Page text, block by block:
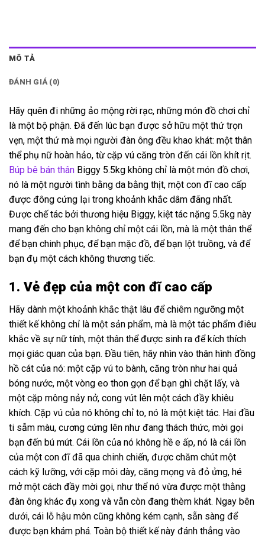
MÔ TẢ
ĐÁNH GIÁ (0)
Hãy quên đi những ảo mộng rời rạc, những món đồ chơi chỉ
là một bộ phận. Đã đến lúc bạn được sở hữu một thứ trọn
vẹn, một thứ mà mọi người đàn ông đều khao khát: một thân
thể phụ nữ hoàn hảo, từ cặp vú căng tròn đến cái lồn khít rịt.
Búp bê bán thân Biggy 5.5kg không chỉ là một món đồ chơi,
nó là một người tình bằng da bằng thịt, một con đĩ cao cấp
được đông cứng lại trong khoảnh khắc dâm đãng nhất.
Được chế tác bởi thương hiệu Biggy, kiệt tác nặng 5.5kg này
mang đến cho bạn không chỉ một cái lồn, mà là một thân thể
để bạn chinh phục, để bạn mặc đồ, để bạn lột truồng, và để
bạn đụ một cách không thương tiếc.
1. Vẻ đẹp của một con đĩ cao cấp
Hãy dành một khoảnh khắc thật lâu để chiêm ngưỡng một
thiết kế không chỉ là một sản phẩm, mà là một tác phẩm điêu
khắc về sự nữ tính, một thân thể được sinh ra để kích thích
mọi giác quan của bạn. Đầu tiên, hãy nhìn vào thân hình đồng
hồ cát của nó: một cặp vú to bành, căng tròn như hai quả
bóng nước, một vòng eo thon gọn để bạn ghì chặt lấy, và
một cặp mông nảy nở, cong vút lên một cách đầy khiêu
khích. Cặp vú của nó không chỉ to, nó là một kiệt tác. Hai đầu
ti sẫm màu, cương cứng lên như đang thách thức, mời gọi
bạn đến bú mút. Cái lồn của nó không hề e ấp, nó là cái lồn
của một con đĩ đã qua chinh chiến, được chăm chút một
cách kỹ lưỡng, với cặp môi dày, căng mọng và đỏ ửng, hé
mở một cách đầy mời gọi, như thể nó vừa được một thằng
đàn ông khác đụ xong và vẫn còn đang thèm khát. Ngay bên
dưới, cái lỗ hậu môn cũng không kém cạnh, sẵn sàng để
được bạn khám phá. Toàn bộ thiết kế này đánh thẳng vào